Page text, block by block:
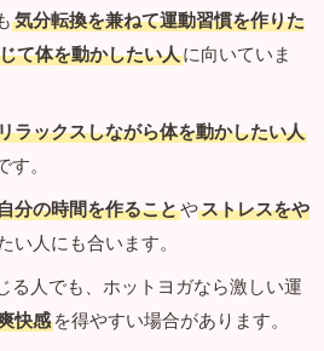
気分転換を兼ねて運動習慣を作りた
て体を動かしたい人に向いていま
ラックスしながら体を動かしたい人
。
分の時間を作ることやストレスをや
い人にも合います。
る人でも、ホットヨガなら激しい運
快感 を得やすい場合があります。